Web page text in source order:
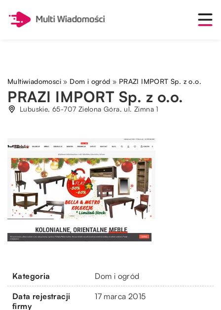
Multiwiadomosci » Dom i ogród » PRAZI IMPORT Sp. z o.o.
PRAZI IMPORT Sp. z o.o.
Lubuskie, 65-707 Zielona Góra, ul. Zimna 1
Kategoria Dom i ogród
Data rejestracji
firmy
17 marca 2015